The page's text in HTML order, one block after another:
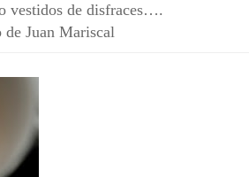
vestidos de disfraces….
de Juan Mariscal